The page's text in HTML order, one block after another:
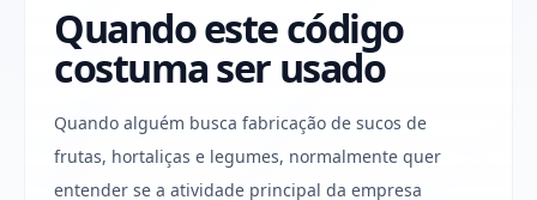
Quando este código
costuma ser usado
Quando alguém busca fabricação de sucos de
frutas, hortaliças e legumes, normalmente quer
entender se a atividade principal da empresa